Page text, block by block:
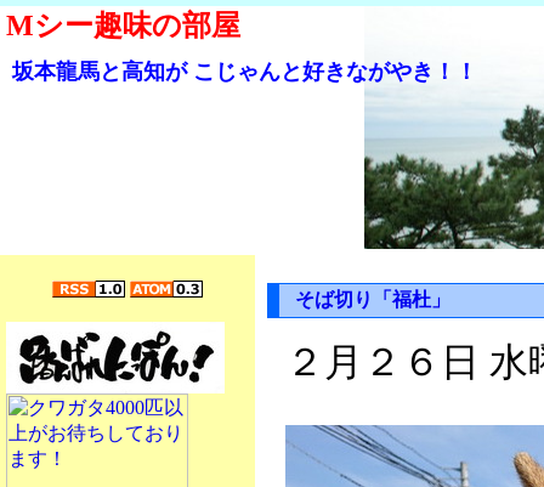
Mシー趣味の部屋
坂本龍馬と高知が こじゃんと好きながやき！！
そば切り「福杜」
２月２６日 水